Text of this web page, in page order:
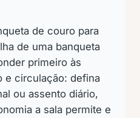
de couro para
de uma banqueta
primeiro às
e circulação: defina
ou assento diário,
a sala permite e